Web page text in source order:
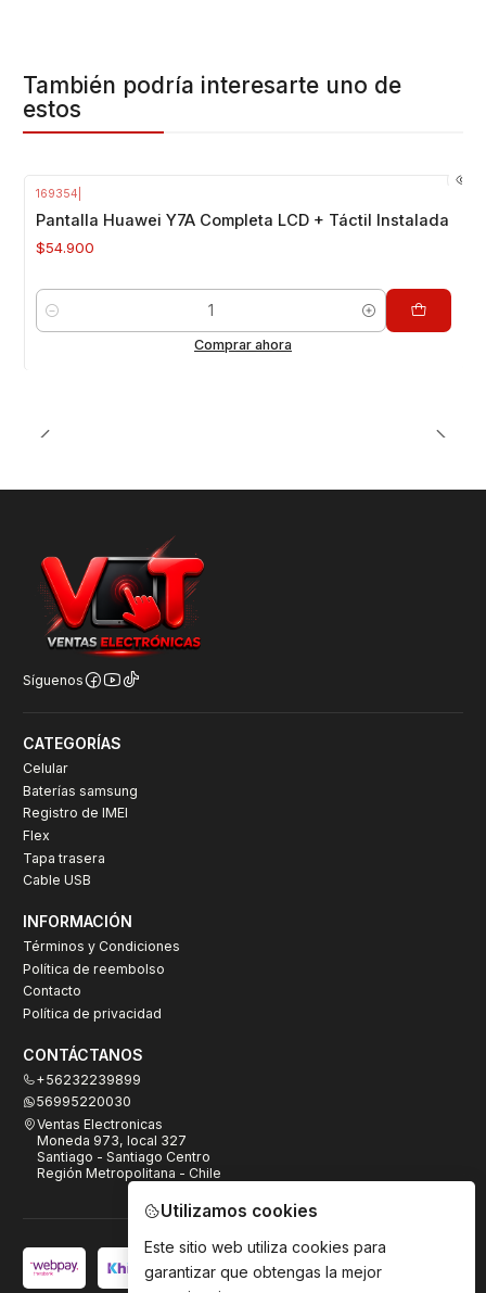
También podría interesarte uno de
estos
169354
Pantalla Huawei Y7A Completa LCD + Táctil Instalada
$54.900
Cantidad
Comprar ahora
Síguenos
CATEGORÍAS
Celular
Baterías samsung
Registro de IMEI
Flex
Tapa trasera
Cable USB
INFORMACIÓN
Términos y Condiciones
Política de reembolso
Contacto
Política de privacidad
CONTÁCTANOS
+56232239899
56995220030
Ventas Electronicas
Moneda 973, local 327
Santiago - Santiago Centro
Región Metropolitana - Chile
Utilizamos cookies
Este sitio web utiliza cookies para
garantizar que obtengas la mejor